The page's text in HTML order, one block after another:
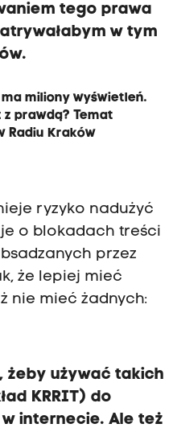
tego prawa
w tym
ma miliony wyświetleń.
z prawdą? Temat
Radiu Kraków
ryzyko nadużyć
o blokadach treści
przez
że lepiej mieć
nie mieć żadnych:
żeby używać takich
KRRIT) do
internecie. Ale też